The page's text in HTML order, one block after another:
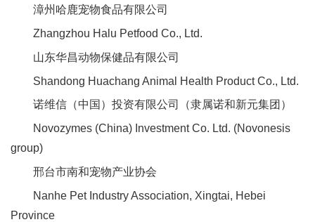
漳州哈鹿宠物食品有限公司
Zhangzhou Halu Petfood Co., Ltd.
山东华昌动物保健品有限公司
Shandong Huachang Animal Health Product Co., Ltd.
诺维信（中国）投资有限公司（隶属诺和新元集团）
Novozymes (China) Investment Co. Ltd. (Novonesis
group)
邢台市南和宠物产业协会
Nanhe Pet Industry Association, Xingtai, Hebei
Province